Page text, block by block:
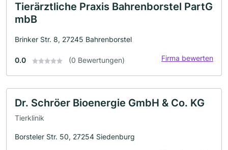
Tierärztliche Praxis Bahrenborstel PartG
mbB
Brinker Str. 8, 27245 Bahrenborstel
0.0 (0 Bewertungen) Firma bewerten
Dr. Schröer Bioenergie GmbH & Co. KG
Tierklinik
Borsteler Str. 50, 27254 Siedenburg